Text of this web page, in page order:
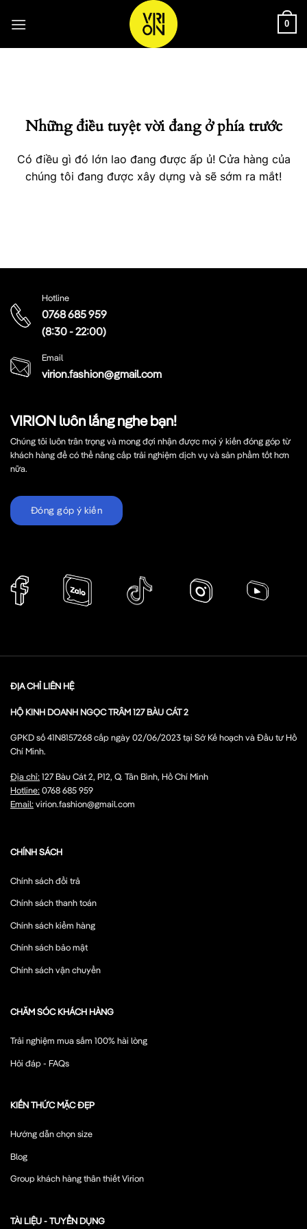
qua
0
Những điều tuyệt vời đang ở phía trước
Có điều gì đó lớn lao đang được ấp ủ! Cửa hàng của
chúng tôi đang được xây dựng và sẽ sớm ra mắt!
VIRION luôn lắng nghe bạn!
Chúng tôi luôn trân trọng và mong đợi nhận được mọi ý kiến đóng góp từ
khách hàng để có thể nâng cấp trải nghiệm dịch vụ và sản phẩm tốt hơn
nữa.
Đóng góp ý kiến
Hotline
0768 685 959
(8:30 - 22:00)
Email
virion.fashion@gmail.com
ĐỊA CHỈ LIÊN HỆ
HỘ KINH DOANH NGỌC TRÂM 127 BÀU CÁT 2
GPKD số 41N8157268 cấp ngày 02/06/2023 tại Sở Kế hoạch và Đầu tư Hồ
Chí Minh.
Địa chỉ:127 Bàu Cát 2, P12, Q. Tân Bình, Hồ Chí Minh
Hotline:0768 685 959
Email:virion.fashion@gmail.com
CHÍNH SÁCH
Chính sách đổi trả
Chính sách thanh toán
Chính sách kiểm hàng
Chính sách bảo mật
Chính sách vận chuyển
CHĂM SÓC KHÁCH HÀNG
Trải nghiệm mua sắm 100% hài lòng
Hỏi đáp - FAQs
KIẾN THỨC MẶC ĐẸP
Hướng dẫn chọn size
Blog
Group khách hàng thân thiết Virion
TÀI LIỆU - TUYỂN DỤNG